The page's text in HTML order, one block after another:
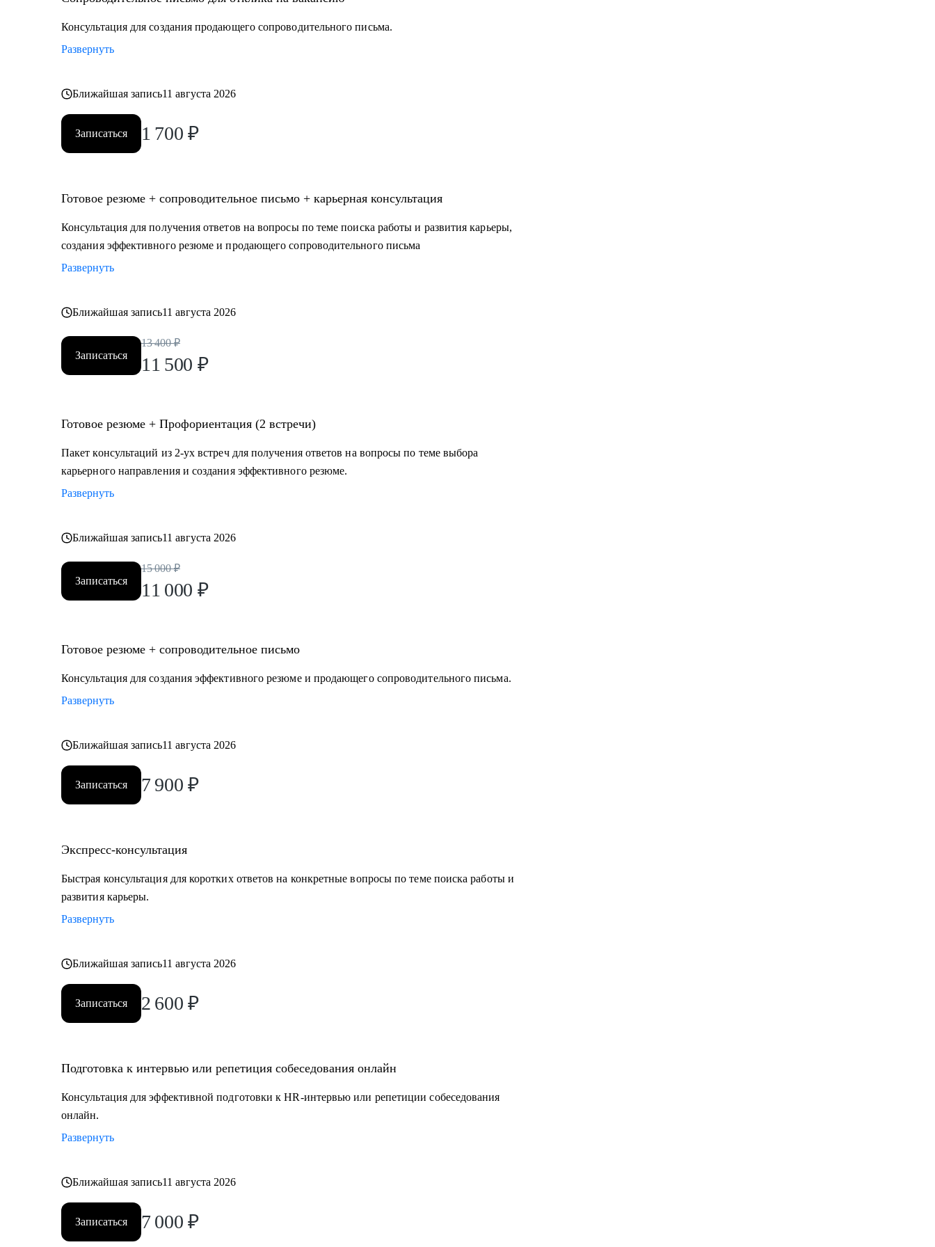
• медицина (не фарма)
• образование
• бьюти-индустрия (индустрия красоты)
• административный персонал
• продажи
• спорт
• HoReCa (индустрия гостеприимства)
Консультация для создания продающего сопроводительного письма.
Развернуть
Ближайшая запись11 августа 2026
Записаться 1 700 ₽
Готовое резюме + сопроводительное письмо + карьерная консультация
Консультация для получения ответов на вопросы по теме поиска работы и развития карьеры,
создания эффективного резюме и продающего сопроводительного письма
Развернуть
Ближайшая запись11 августа 2026
Записаться
13 400 ₽
11 500 ₽
Готовое резюме + Профориентация (2 встречи)
Пакет консультаций из 2-ух встреч для получения ответов на вопросы по теме выбора
карьерного направления и создания эффективного резюме.
Развернуть
Ближайшая запись11 августа 2026
Записаться
15 000 ₽
11 000 ₽
Готовое резюме + сопроводительное письмо
Консультация для создания эффективного резюме и продающего сопроводительного письма.
Развернуть
Ближайшая запись11 августа 2026
Записаться 7 900 ₽
Экспресс-консультация
Быстрая консультация для коротких ответов на конкретные вопросы по теме поиска работы и
развития карьеры.
Развернуть
Ближайшая запись11 августа 2026
Записаться 2 600 ₽
Подготовка к интервью или репетиция собеседования онлайн
Консультация для эффективной подготовки к HR-интервью или репетиции собеседования
онлайн.
Развернуть
Ближайшая запись11 августа 2026
Записаться 7 000 ₽